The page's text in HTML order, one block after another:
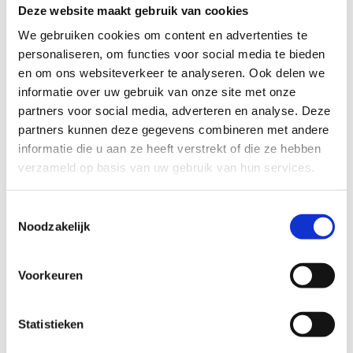
Deze website maakt gebruik van cookies
We gebruiken cookies om content en advertenties te
personaliseren, om functies voor social media te bieden
en om ons websiteverkeer te analyseren. Ook delen we
informatie over uw gebruik van onze site met onze
partners voor social media, adverteren en analyse. Deze
partners kunnen deze gegevens combineren met andere
informatie die u aan ze heeft verstrekt of die ze hebben
verzameld op basis van uw gebruik van hun services.
Noodzakelijk
Voorkeuren
Statistieken
hoge druk worden opgebouwd. Hierdoor kan de
behuizing beschadigen en kunnen metaaldeeltjes
losraken en wegschieten.Indicatieve reparatie: €
400 tot € 1200.
Elektrische installatie:Door een fout in de
Keyless Operation System ECU (KOS ECU) kan het
voorkomen dat deze bij temperaturen lager dan
-20 graden Celsius, in storing raakt. Hierdoor
Schakelt het KOS ECO uit.Indicatieve reparatie: €
150 tot € 600.
Krachtoverbrenging:Bij een aantal voertuigen
met een 4N14 motor is de plek waar de
oliekeerring tussen de automatische versnelling en
tussenbak gemonteerd is niet juist gefabriceerd.
Wat bepaalt de verkoopprijs van je Mitsubishi?
De verkoopprijs van een Mitsubishi hangt af van het
geen vast tarief; na je kentekencheck zie je direct de
verkoopprijs. Staat je Mitsubishi al langer stil? Bekijk de